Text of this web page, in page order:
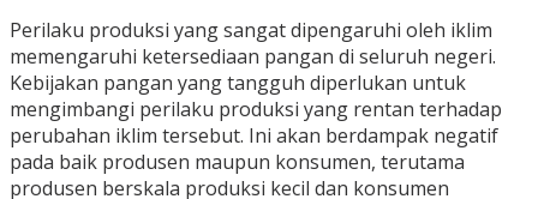
Perilaku produksi yang sangat dipengaruhi oleh iklim
memengaruhi ketersediaan pangan di seluruh negeri.
Kebijakan pangan yang tangguh diperlukan untuk
mengimbangi perilaku produksi yang rentan terhadap
perubahan iklim tersebut. Ini akan berdampak negatif
pada baik produsen maupun konsumen, terutama
produsen berskala produksi kecil dan konsumen